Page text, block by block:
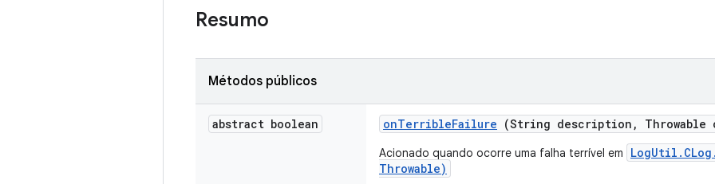
Resumo
Métodos públicos
abstract boolean onTerribleFailure (String description , Throwable
Acionado quando ocorre uma falha terrível em
Throwable)